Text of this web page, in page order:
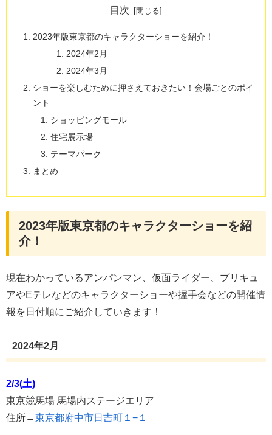
目次
2023年版東京都のキャラクターショーを紹介！
2024年2月
2024年3月
ショーを楽しむために押さえておきたい！会場ごとのポイ
ント
ショッピングモール
住宅展示場
テーマパーク
まとめ
2023年版東京都のキャラクターショーを紹
介！
現在わかっているアンパンマン、仮面ライダー、プリキュ
アやEテレなどのキャラクターショーや握手会などの開催情
報を日付順にご紹介していきます！
2024年2月
2/3(土)
東京競馬場 馬場内ステージエリア
住所→東京都府中市日吉町１−１